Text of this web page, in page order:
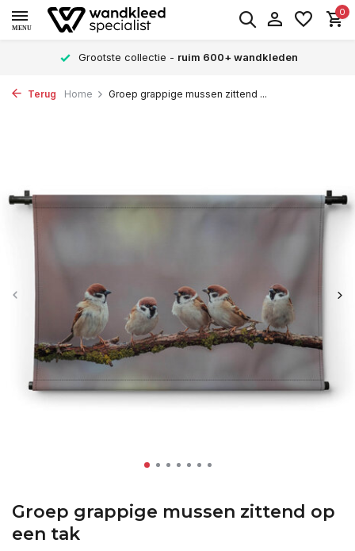
MENU
0
Grootste collectie - ruim 600+ wandkleden
Terug Home Groep grappige mussen zittend ...
Groep grappige mussen zittend op
een tak